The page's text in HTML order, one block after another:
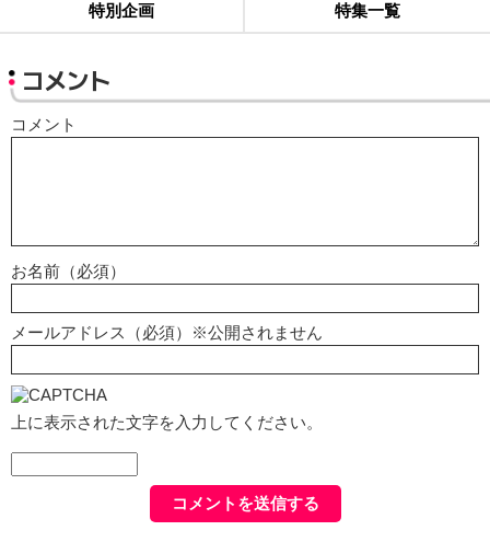
特別企画 特集一覧
コメント
コメント
お名前（必須）
メールアドレス（必須）※公開されません
上に表示された文字を入力してください。